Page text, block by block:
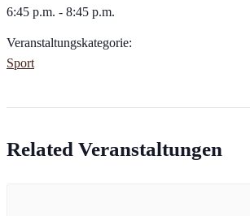
6:45 p.m. - 8:45 p.m.
Veranstaltungskategorie:
Sport
Related Veranstaltungen